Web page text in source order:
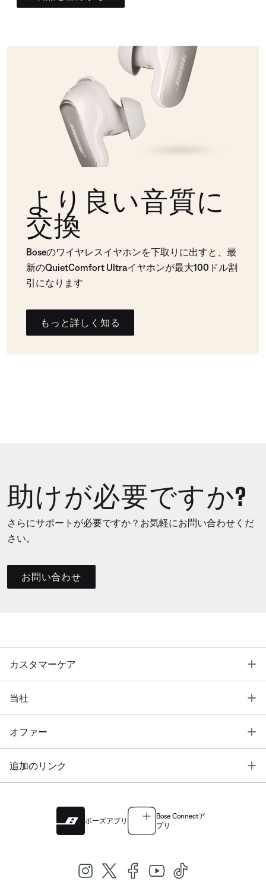
より良い音質に
交換
Boseのワイヤレスイヤホンを下取りに出すと、最
新のQuietComfort Ultraイヤホンが最大100ドル割
引になります
もっと詳しく知る
助けが必要ですか?
さらにサポートが必要ですか？お気軽にお問い合わせくだ
さい。
お問い合わせ
カスタマーケア
当社
オファー
追加のリンク
ボーズアプリ
Bose Connectア
プリ